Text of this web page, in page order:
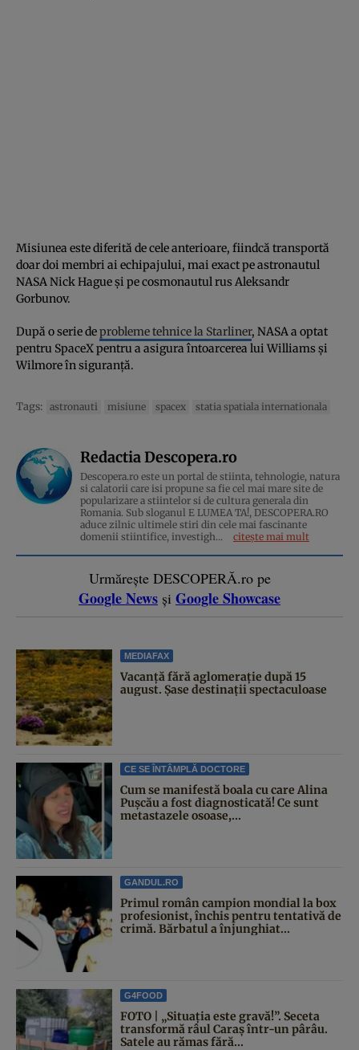
Misiunea este diferită de cele anterioare, fiindcă transportă
doar doi membri ai echipajului, mai exact pe astronautul
NASA Nick Hague și pe cosmonautul rus Aleksandr
Gorbunov.
După o serie deprobleme tehnice la Starliner, NASA a optat
pentru SpaceX pentru a asigura întoarcerea lui Williams și
Wilmore în siguranță.
Tags: astronauti misiune spacex statia spatiala internationala
Redactia Descopera.ro
Descopera.ro este un portal de stiinta, tehnologie, natura
si calatorii care isi propune sa fie cel mai mare site de
popularizare a stiintelor si de cultura generala din
Romania. Sub sloganul E LUMEA TA!, DESCOPERA.RO
aduce zilnic ultimele stiri din cele mai fascinante
domenii stiintifice, investigh...
citește mai mult
Urmărește DESCOPERĂ.ro pe
Google News și Google Showcase
MEDIAFAX
Vacanță fără aglomerație după 15
august. Șase destinații spectaculoase
CE SE ÎNTÂMPLĂ DOCTORE
Cum se manifestă boala cu care Alina
Pușcău a fost diagnosticată! Ce sunt
metastazele osoase,...
GANDUL.RO
Primul român campion mondial la box
profesionist, închis pentru tentativă de
crimă. Bărbatul a înjunghiat...
G4FOOD
FOTO | „Situația este gravă!”. Seceta
transformă râul Caraș într-un pârâu.
Satele au rămas fără...